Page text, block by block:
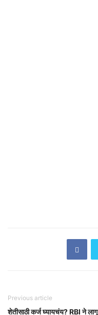
Previous article
शेतीसाठी कर्ज घ्यायचंय? RBI ने लागू